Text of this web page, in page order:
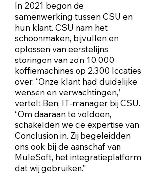
In 2021 begon de
samenwerking tussen CSU en
hun klant. CSU nam het
schoonmaken, bijvullen en
oplossen van eerstelijns
storingen van zo’n 10.000
koffiemachines op 2.300 locaties
over. “Onze klant had duidelijke
wensen en verwachtingen,”
vertelt Ben, IT-manager bij CSU.
“Om daaraan te voldoen,
schakelden we de expertise van
Conclusion in. Zij begeleidden
ons ook bij de aanschaf van
MuleSoft, het integratieplatform
dat wij gebruiken.”